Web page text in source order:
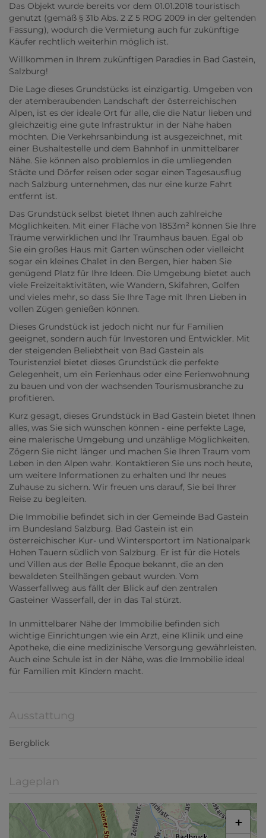
Das Objekt wurde bereits vor dem 01.01.2018 touristisch
genutzt (gemäß § 31b Abs. 2 Z 5 ROG 2009 in der geltenden
Fassung), wodurch die Vermietung auch für zukünftige
Käufer rechtlich weiterhin möglich ist.
Willkommen in Ihrem zukünftigen Paradies in Bad Gastein,
Salzburg!
Die Lage dieses Grundstücks ist einzigartig. Umgeben von
der atemberaubenden Landschaft der österreichischen
Alpen, ist es der ideale Ort für alle, die die Natur lieben und
gleichzeitig eine gute Infrastruktur in der Nähe haben
möchten. Die Verkehrsanbindung ist ausgezeichnet, mit
einer Bushaltestelle und dem Bahnhof in unmittelbarer
Nähe. Sie können also problemlos in die umliegenden
Städte und Dörfer reisen oder sogar einen Tagesausflug
nach Salzburg unternehmen, das nur eine kurze Fahrt
entfernt ist.
Das Grundstück selbst bietet Ihnen auch zahlreiche
Möglichkeiten. Mit einer Fläche von 1853m² können Sie Ihre
Träume verwirklichen und Ihr Traumhaus bauen. Egal ob
Sie ein großes Haus mit Garten wünschen oder vielleicht
sogar ein kleines Chalet in den Bergen, hier haben Sie
genügend Platz für Ihre Ideen. Die Umgebung bietet auch
viele Freizeitaktivitäten, wie Wandern, Skifahren, Golfen
und vieles mehr, so dass Sie Ihre Tage mit Ihren Lieben in
vollen Zügen genießen können.
Dieses Grundstück ist jedoch nicht nur für Familien
geeignet, sondern auch für Investoren und Entwickler. Mit
der steigenden Beliebtheit von Bad Gastein als
Touristenziel bietet dieses Grundstück die perfekte
Gelegenheit, um ein Ferienhaus oder eine Ferienwohnung
zu bauen und von der wachsenden Tourismusbranche zu
profitieren.
Kurz gesagt, dieses Grundstück in Bad Gastein bietet Ihnen
alles, was Sie sich wünschen können - eine perfekte Lage,
eine malerische Umgebung und unzählige Möglichkeiten.
Zögern Sie nicht länger und machen Sie Ihren Traum vom
Leben in den Alpen wahr. Kontaktieren Sie uns noch heute,
um weitere Informationen zu erhalten und Ihr neues
Zuhause zu sichern. Wir freuen uns darauf, Sie bei Ihrer
Reise zu begleiten.
Die Immobilie befindet sich in der Gemeinde Bad Gastein
im Bundesland Salzburg. Bad Gastein ist ein
österreichischer Kur- und Wintersportort im Nationalpark
Hohen Tauern südlich von Salzburg. Er ist für die Hotels
und Villen aus der Belle Époque bekannt, die an den
bewaldeten Steilhängen gebaut wurden. Vom
Wasserfallweg aus fällt der Blick auf den zentralen
Gasteiner Wasserfall, der in das Tal stürzt.
In unmittelbarer Nähe der Immobilie befinden sich
wichtige Einrichtungen wie ein Arzt, eine Klinik und eine
Apotheke, die eine medizinische Versorgung gewährleisten.
Auch eine Schule ist in der Nähe, was die Immobilie ideal
für Familien mit Kindern macht.
Ausstattung
Bergblick
Lageplan
+